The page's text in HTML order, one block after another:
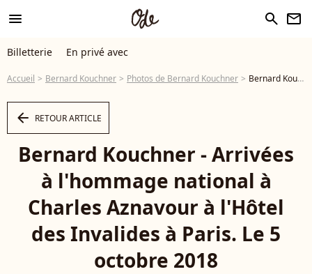
menu search newsletter
Billetterie En privé avec
Accueil Bernard Kouchner Photos de Bernard Kouchner Bernard Kouchner - Arrivées à l'hommage national à Charles Aznavour à l'Hôtel des Invalides à Paris. Le 5 octobre 2018 © Jacovides-Moreau / Bestimage - Photo
arrow_left RETOUR ARTICLE
Bernard Kouchner - Arrivées
à l'hommage national à
Charles Aznavour à l'Hôtel
des Invalides à Paris. Le 5
octobre 2018